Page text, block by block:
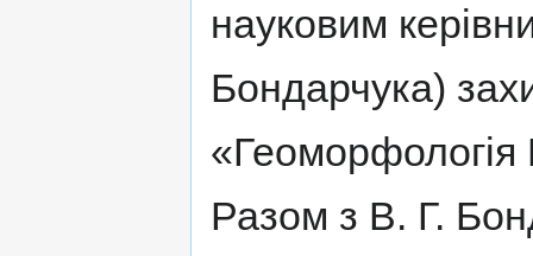
науковим
Бондарчука)
«Геоморфологія
Разом з В. Г.